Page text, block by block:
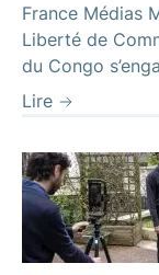
France Médias
Liberté de
du Congo
Lire